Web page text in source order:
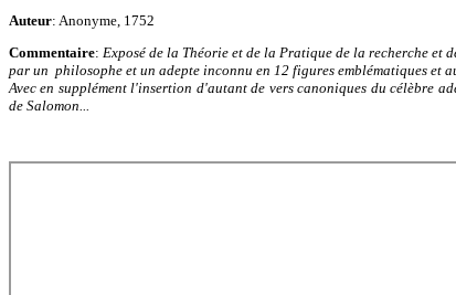
Auteur: Anonyme, 1752
Commentaire: Exposé de la Théorie et de la Pratique de la recherche et
par un philosophe et un adepte inconnu en 12 figures emblématiques et
Avec en supplément l'insertion d'autant de vers canoniques du célèbre
de Salomon...